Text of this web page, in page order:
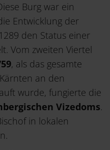
Burg war ein
Entwicklung der
den Status einer
Vom zweiten Viertel
, als das gesamte
an den
wurde, fungierte die
Vizedoms.
in lokalen